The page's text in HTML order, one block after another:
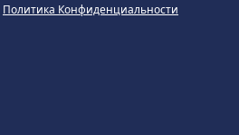
Политика Конфиденциальности